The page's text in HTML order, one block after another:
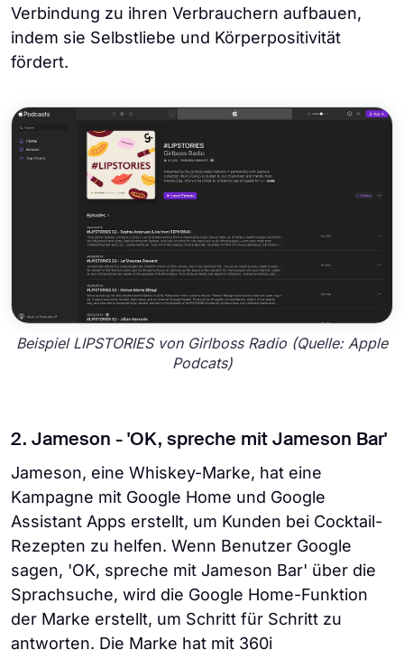
Verbindung zu ihren Verbrauchern aufbauen,
indem sie Selbstliebe und Körperpositivität
fördert.
Beispiel LIPSTORIES von Girlboss Radio (Quelle: Apple
Podcats)
2. Jameson - 'OK, spreche mit Jameson Bar'
Jameson, eine Whiskey-Marke, hat eine
Kampagne mit Google Home und Google
Assistant Apps erstellt, um Kunden bei Cocktail-
Rezepten zu helfen. Wenn Benutzer Google
sagen, 'OK, spreche mit Jameson Bar' über die
Sprachsuche, wird die Google Home-Funktion
der Marke erstellt, um Schritt für Schritt zu
antworten. Die Marke hat mit 360i